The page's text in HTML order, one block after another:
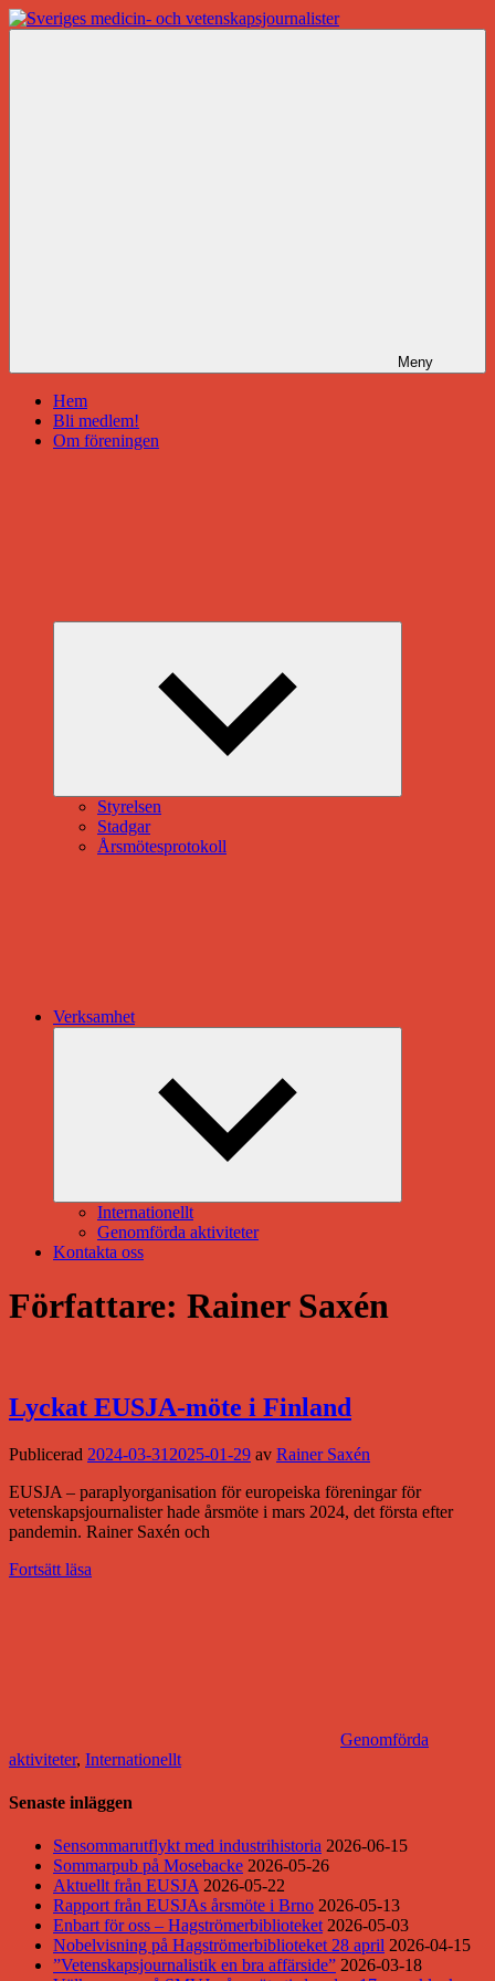
Hoppa
till
Meny
Hem
Bli medlem!
Om föreningen
Styrelsen
Stadgar
Årsmötesprotokoll
Verksamhet
Internationellt
Genomförda aktiviteter
Kontakta oss
Författare: Rainer Saxén
Lyckat EUSJA-möte i Finland
Publicerad 2024-03-31 2025-01-29 av Rainer Saxén
EUSJA – paraplyorganisation för europeiska föreningar för
vetenskapsjournalister hade årsmöte i mars 2024, det första efter
pandemin. Rainer Saxén och
Fortsätt läsa
Genomförda
aktiviteter, Internationellt
Senaste inläggen
Sensommarutflykt med industrihistoria 2026-06-15
Sommarpub på Mosebacke 2026-05-26
Aktuellt från EUSJA 2026-05-22
Rapport från EUSJAs årsmöte i Brno 2026-05-13
Enbart för oss – Hagströmerbiblioteket 2026-05-03
Nobelvisning på Hagströmerbiblioteket 28 april 2026-04-15
”Vetenskapsjournalistik en bra affärside” 2026-03-18